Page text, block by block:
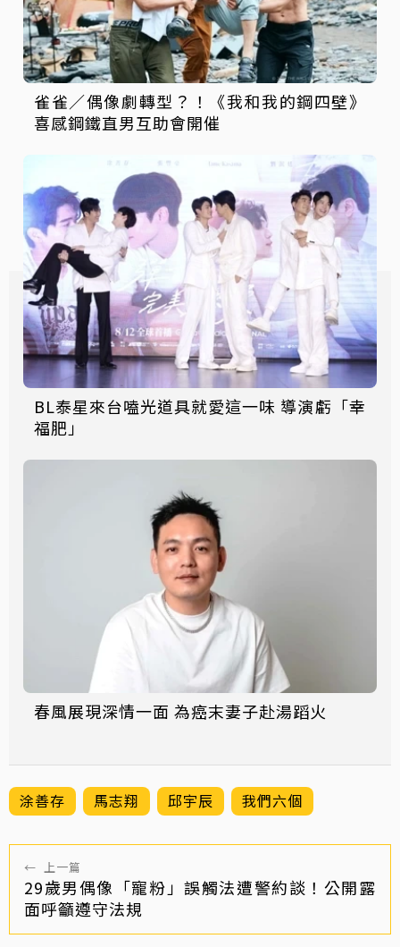
雀雀／偶像劇轉型？！《我和我的鋼四壁》
喜感鋼鐵直男互助會開催
BL泰星來台嗑光道具就愛這一味 導演虧「幸
福肥」
春風展現深情一面 為癌末妻子赴湯蹈火
涂善存 馬志翔 邱宇辰 我們六個
← 上一篇
29歲男偶像「寵粉」誤觸法遭警約談！公開露
面呼籲遵守法規